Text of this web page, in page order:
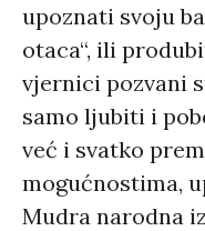
upoznati svoju
otaca“, ili
vjernici pozvani
samo ljubiti i
već i svatko
mogućnostima,
Mudra narodna